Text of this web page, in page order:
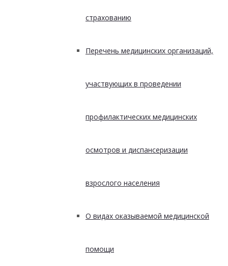
страхованию
Перечень медицинских организаций,
участвующих в проведении
профилактических медицинских
осмотров и диспансеризации
взрослого населения
О видах оказываемой медицинской
помощи